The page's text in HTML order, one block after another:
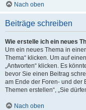
Nach oben
Beiträge schreiben
Wie erstelle ich ein neues
Um ein neues Thema in
Thema“ klicken. Um auf
„Antworten“ klicken. Es
bevor Sie einen Beitrag
am Ende der Foren- und der
Themen erstellen“, „Sie
Nach oben